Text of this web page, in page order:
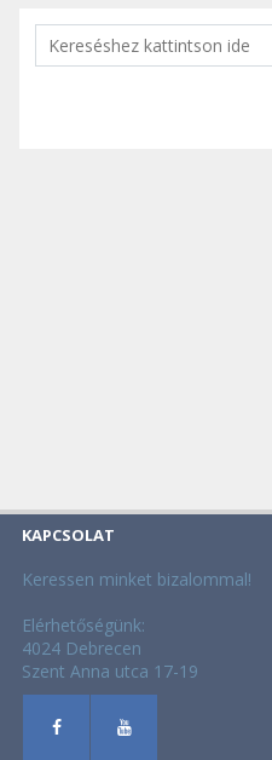
KAPCSOLAT
Keressen minket bizalommal!
Elérhetőségünk:
4024 Debrecen
Szent Anna utca 17-19